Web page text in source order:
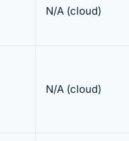
N/A (cloud)
N/A (cloud)